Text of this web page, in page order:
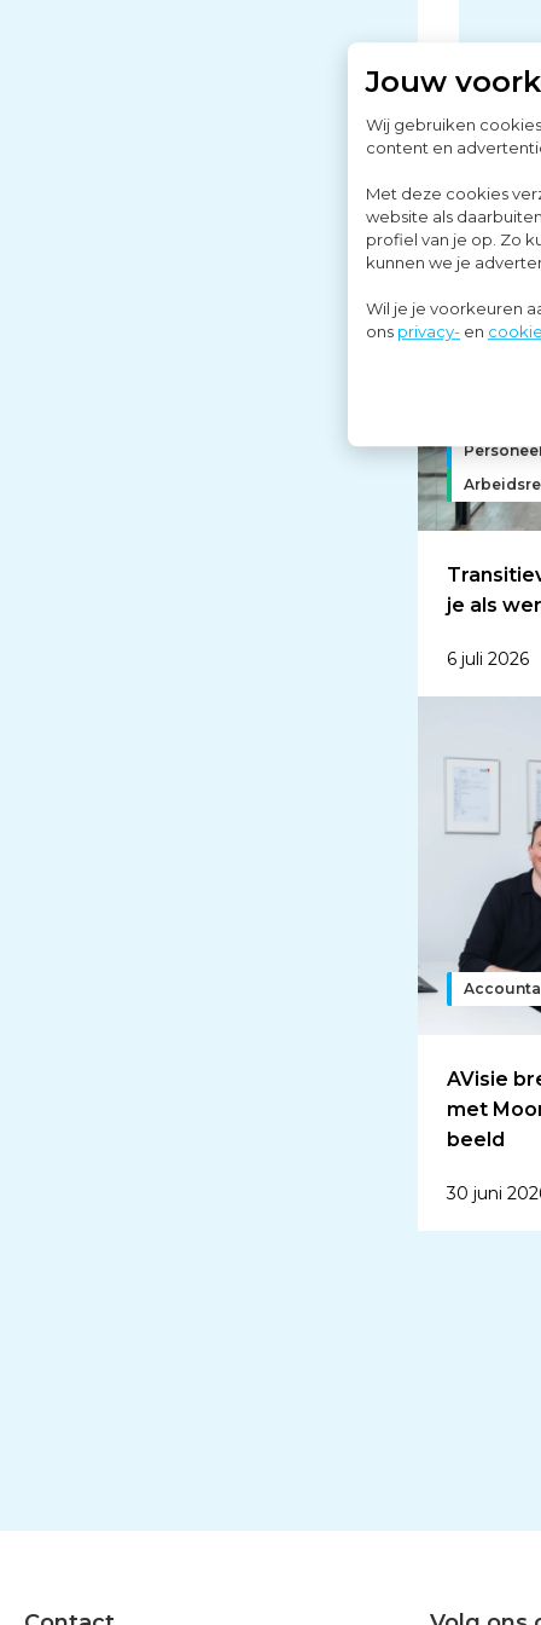
Jouw
Wij gebruiken
content en
Met deze cookies
website als
profiel van je op. Zo
kunnen we je
Wil je je voorkeuren
ons privacy- en
je als
6 juli 2026
AVisie
met
beeld
30 juni